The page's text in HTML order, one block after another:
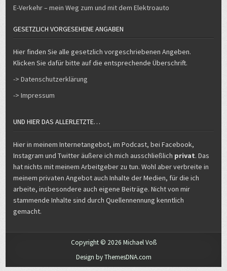
E-Verkehr – mein Weg zum und mit dem Elektroauto
GESETZLICH VORGESEHENE ANGABEN
Hier finden Sie alle gesetzlich vorgeschriebenen Angeben.
Klicken Sie dafür bitte auf die entsprechende Überschrift.
-> Datenschutzerklärung
-> Impressum
UND HIER DAS ALLERLETZTE…
Hier in meinem Internetangebot, im Podcast, bei Facebook,
Instagram und Twitter äußere ich mich ausschließlich privat. Das
hat nichts mit meinem Arbeitgeber zu tun. Wohl aber verbreite in
meinem privaten Angebot auch Inhalte der Medien, für die ich
arbeite, insbesondere auch eigene Beiträge. Nicht von mir
stammende Inhalte sind durch Quellennennung kenntlich
gemacht.
Copyright © 2026 Michael Voß
Design by ThemesDNA.com